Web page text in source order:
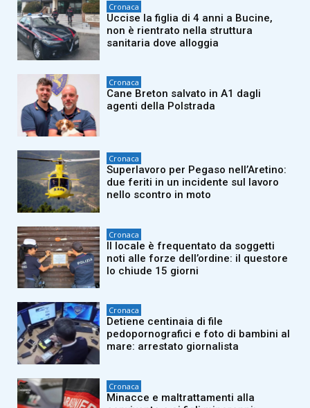
Cronaca
Uccise la figlia di 4 anni a Bucine,
non è rientrato nella struttura
sanitaria dove alloggia
Cronaca
Cane Breton salvato in A1 dagli
agenti della Polstrada
Cronaca
Superlavoro per Pegaso nell’Aretino:
due feriti in un incidente sul lavoro
nello scontro in moto
Cronaca
Il locale è frequentato da soggetti
noti alle forze dell’ordine: il questore
lo chiude 15 giorni
Cronaca
Detiene centinaia di file
pedopornografici e foto di bambini al
mare: arrestato giornalista
Cronaca
Minacce e maltrattamenti alla